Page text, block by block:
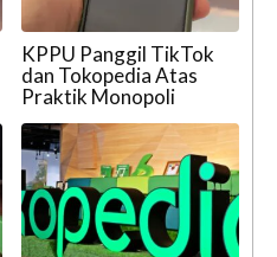
KPPU Panggil TikTok
dan Tokopedia Atas
Praktik Monopoli